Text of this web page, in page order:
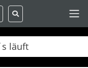
läuft